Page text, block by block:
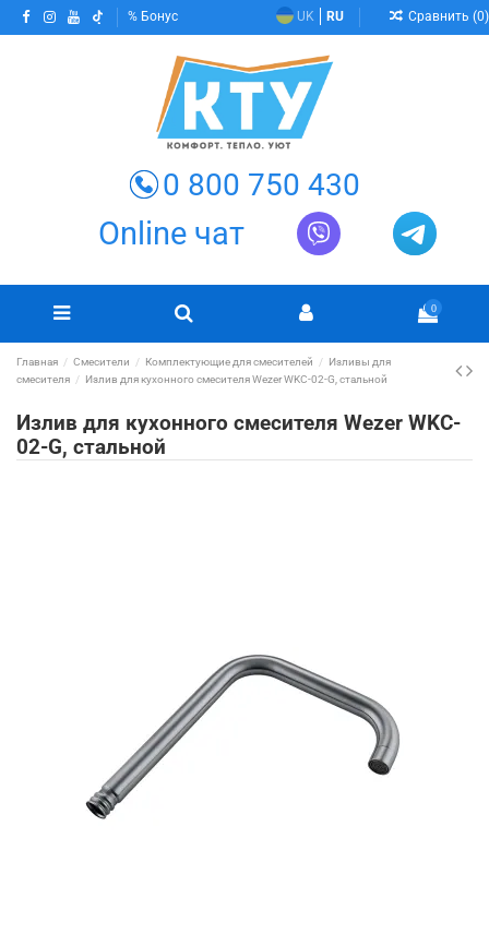
Бонус UK RU Сравнить (0)
0 800 750 430
Online чат
0
Главная Смесители Комплектующие для смесителей
Изливы для
смесителя
Излив для кухонного смесителя Wezer WKC-02-G, стальной
Излив для кухонного смесителя Wezer WKC-
02-G, стальной